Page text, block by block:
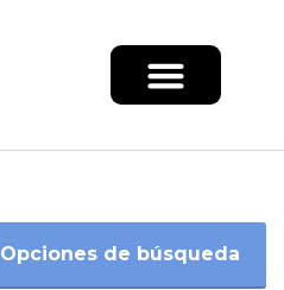
Opciones de búsqueda